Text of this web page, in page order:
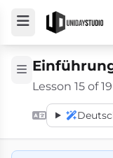
Lesson 15 of